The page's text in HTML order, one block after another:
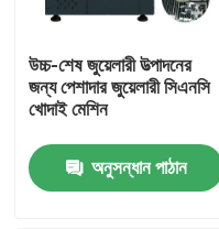
আমাদের সম্পর্কে
মান নিয়ন্ত্রণ
উচ্চ-শেষ জুয়েলারী উত্পাদনের
জন্য পেশাদার জুয়েলারী সিএনসি
খোদাই মেশিন
অনুসন্ধান পাঠান